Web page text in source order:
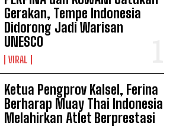
Gerakan, Tempe Indonesia
Didorong Jadi Warisan
UNESCO
VIRAL
Ketua Pengprov Kalsel, Ferina
Berharap Muay Thai Indonesia
Melahirkan Atlet Berprestasi